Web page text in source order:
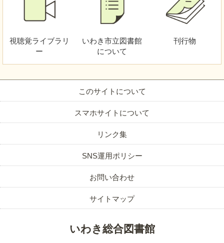
視聴覚ライブラリ
ー
いわき市立図書館
について
刊行物
いわき総合図書館
このサイトについて
スマホサイトについて
リンク集
SNS運用ポリシー
お問い合わせ
サイトマップ